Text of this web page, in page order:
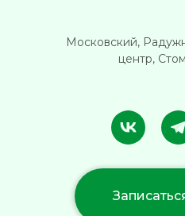
Московский,
центр,